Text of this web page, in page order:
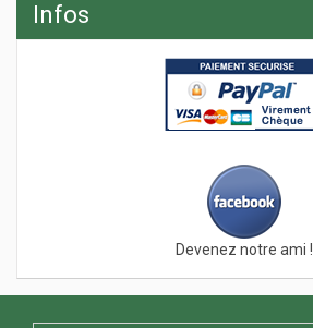
Infos
Devenez notre ami !